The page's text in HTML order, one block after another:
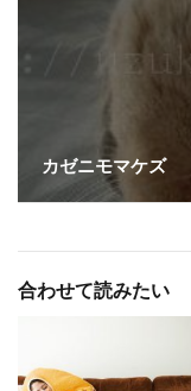
カゼニモマケズ
合わせて読みたい